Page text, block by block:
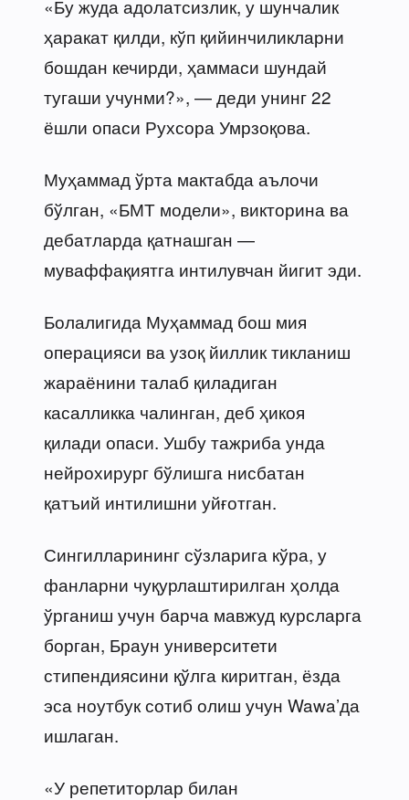
«Бу жуда адолатсизлик, у шунчалик
ҳаракат қилди, кўп қийинчиликларни
бошдан кечирди, ҳаммаси шундай
тугаши учунми?», — деди унинг 22
ёшли опаси Рухсора Умрзоқова.
Муҳаммад ўрта мактабда аълочи
бўлган, «БМТ модели», викторина ва
дебатларда қатнашган —
муваффақиятга интилувчан йигит эди.
Болалигида Муҳаммад бош мия
операцияси ва узоқ йиллик тикланиш
жараёнини талаб қиладиган
касалликка чалинган, деб ҳикоя
қилади опаси. Ушбу тажриба унда
нейрохирург бўлишга нисбатан
қатъий интилишни уйғотган.
Сингилларининг сўзларига кўра, у
фанларни чуқурлаштирилган ҳолда
ўрганиш учун барча мавжуд курсларга
борган, Браун университети
стипендиясини қўлга киритган, ёзда
эса ноутбук сотиб олиш учун Wawa’да
ишлаган.
«У репетиторлар билан